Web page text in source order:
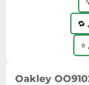
🔁
Oakley